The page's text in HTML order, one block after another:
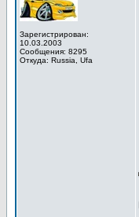
Зарегистрирован:
10.03.2003
Сообщения: 8295
Откуда: Russia, Ufa